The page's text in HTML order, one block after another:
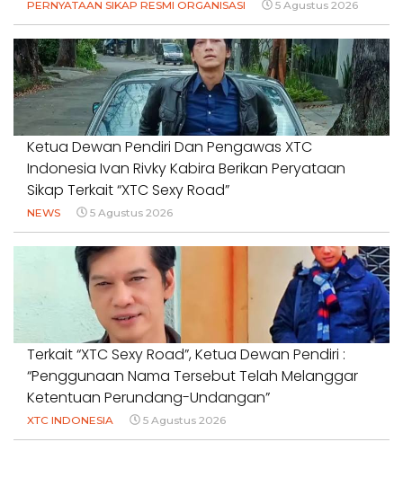
PERNYATAAN SIKAP RESMI ORGANISASI 5 Agustus 2026
Ketua Dewan Pendiri Dan Pengawas XTC
Indonesia Ivan Rivky Kabira Berikan Peryataan
Sikap Terkait “XTC Sexy Road”
NEWS 5 Agustus 2026
Terkait “XTC Sexy Road”, Ketua Dewan Pendiri :
“Penggunaan Nama Tersebut Telah Melanggar
Ketentuan Perundang-Undangan”
XTC INDONESIA 5 Agustus 2026